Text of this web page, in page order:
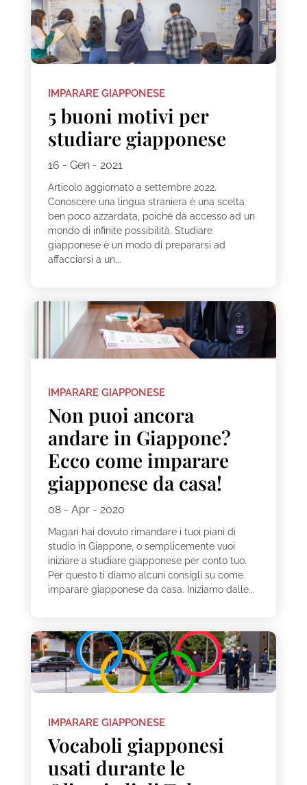
IMPARARE GIAPPONESE
5 buoni motivi per
studiare giapponese
16 - Gen - 2021
Articolo aggiornato a settembre 2022.
Conoscere una lingua straniera è una scelta
ben poco azzardata, poiché dà accesso ad un
mondo di infinite possibilità. Studiare
giapponese è un modo di prepararsi ad
affacciarsi a un...
IMPARARE GIAPPONESE
Non puoi ancora
andare in Giappone?
Ecco come imparare
giapponese da casa!
08 - Apr - 2020
Magari hai dovuto rimandare i tuoi piani di
studio in Giappone, o semplicemente vuoi
iniziare a studiare giapponese per conto tuo.
Per questo ti diamo alcuni consigli su come
imparare giapponese da casa. Iniziamo dalle...
IMPARARE GIAPPONESE
Vocaboli giapponesi
usati durante le